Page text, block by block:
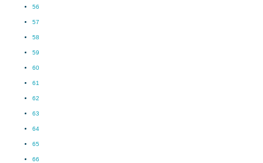
56
57
58
59
60
61
62
63
64
65
66